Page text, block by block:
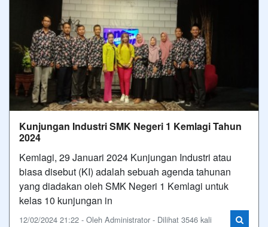
Kunjungan Industri SMK Negeri 1 Kemlagi Tahun
2024
Kemlagi, 29 Januari 2024 Kunjungan Industri atau
biasa disebut (KI) adalah sebuah agenda tahunan
yang diadakan oleh SMK Negeri 1 Kemlagi untuk
kelas 10 kunjungan in
12/02/2024 21:22 - Oleh Administrator - Dilihat 3546 kali